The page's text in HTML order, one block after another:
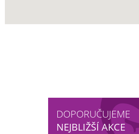
DOPORUČUJEME
NEJBLIŽŠÍ AKCE